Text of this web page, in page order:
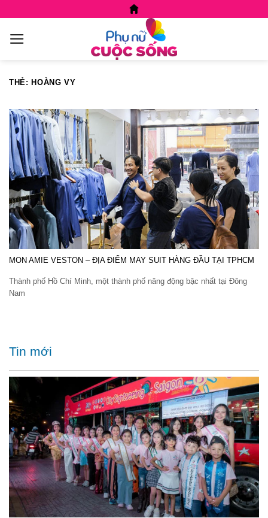
content
THẺ: HOÀNG VY
MON AMIE VESTON – ĐỊA ĐIỂM MAY SUIT HÀNG ĐẦU TẠI TPHCM
Thành phố Hồ Chí Minh, một thành phố năng động bậc nhất tại Đông
Nam
Tin mới